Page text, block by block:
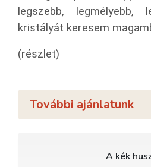
legszebb, legmélyebb,
kristályát keresem
(részlet)
További ajánlatunk
A kék